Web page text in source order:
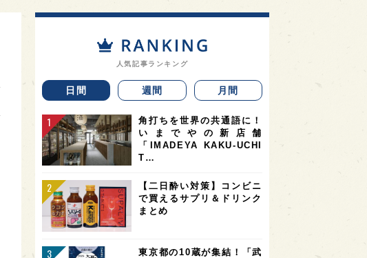
人気記事ランキング
日間 週間 月間
角打ちを世界の共通語に！
いまでやの新店舗
「IMADEYA KAKU-UCHI
T…
【二日酔い対策】コンビニ
で買えるサプリ＆ドリンク
まとめ
東京都の10蔵が集結！「武